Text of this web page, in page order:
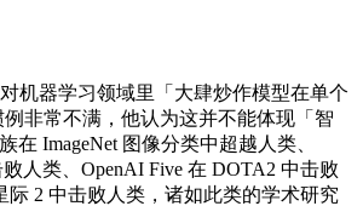
机器学习领域里「大肆炒作模型在单个
非常不满，他认为这并不能体现「智
在 ImageNet 图像分类中超越人类、
人类、OpenAI Five 在 DOTA2 中击败
际 2 中击败人类，诸如此类的学术研究